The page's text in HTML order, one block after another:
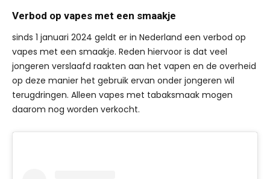
Verbod op vapes met een smaakje
sinds 1 januari 2024 geldt er in Nederland een verbod op
vapes met een smaakje. Reden hiervoor is dat veel
jongeren verslaafd raakten aan het vapen en de overheid
op deze manier het gebruik ervan onder jongeren wil
terugdringen. Alleen vapes met tabaksmaak mogen
daarom nog worden verkocht.